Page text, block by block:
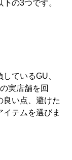
の3つです。
ているGU、
実店舗を回
良い点、避けた
テムを選びま